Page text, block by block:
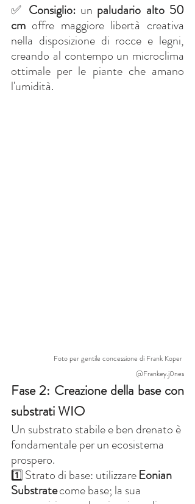
✅ Consiglio: un paludario alto 50
cm offre maggiore libertà creativa
nella disposizione di rocce e legni,
creando al contempo un microclima
ottimale per le piante che amano
l'umidità.
Foto per gentile concessione di Frank Koper
@Frankey.j0nes
Fase 2: Creazione della base con
substrati WIO
Un substrato stabile e ben drenato è
fondamentale per un ecosistema
prospero.
1️⃣Strato di base: utilizzareEonian
Substratecome base; la sua